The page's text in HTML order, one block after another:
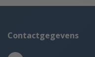
Contactgegevens